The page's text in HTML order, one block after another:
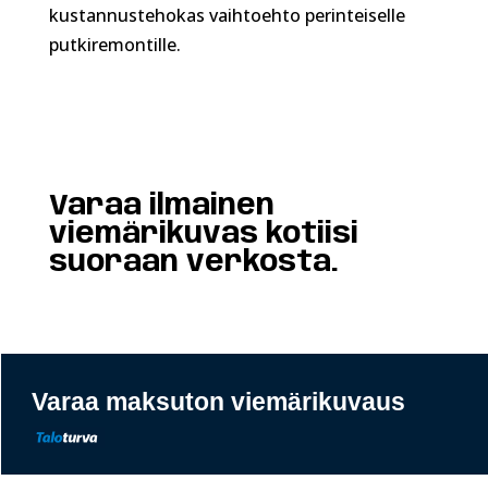
kustannustehokas vaihtoehto perinteiselle
putkiremontille.
Varaa ilmainen
viemärikuvas kotiisi
suoraan verkosta.
Varaa maksuton viemärikuvaus